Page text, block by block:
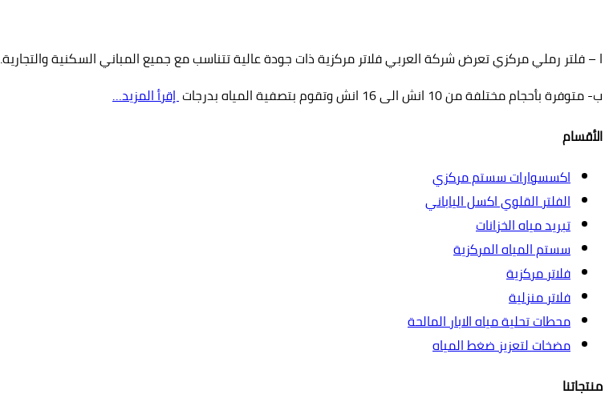
ا – فلتر رملي مركزي تعرض شركة العربي فلاتر مركزية ذات جودة عالية تتناسب مع جميع المباني السكنية والتجارية.
ب- متوفرة بأحجام مختلفة من 10 انش الى 16 انش وتقوم بتصفية المياه بدرجات ‏
إقرأ المزيد…
الأقسام
اكسسوارات سستم مركزي
الفلتر القلوي اكسل الياباني
تبريد مياه الخزانات
سستم المياه المركزية
فلاتر مركزية
فلاتر منزلية
محطات تحلية مياه الابار المالحة
مضخات لتعزيز ضغط المياه
منتجاتنا